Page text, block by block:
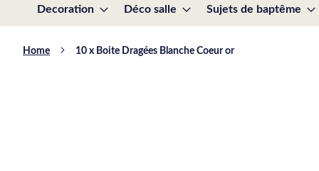
Decoration Déco salle Sujets de baptême
Home 10 x Boite Dragées Blanche Coeur or